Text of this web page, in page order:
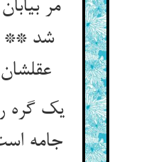
مر
شد **
یک گره
جامه